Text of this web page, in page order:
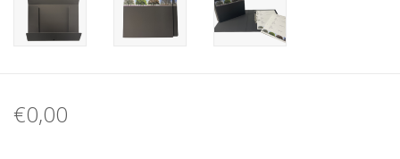
€0,00